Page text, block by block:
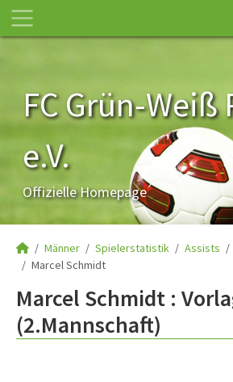
FC Grün-Weiß
e.V.
Offizielle Homepage
Männer Spielerstatistik Assists
Marcel Schmidt
Marcel Schmidt :
(2.Mannschaft)